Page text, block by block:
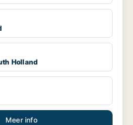
Holland
Meer info